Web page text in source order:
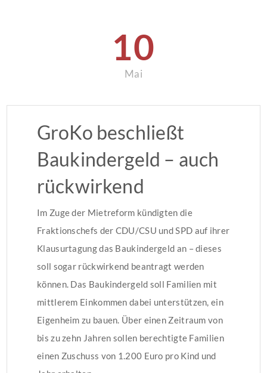
10
Mai
GroKo beschließt
Baukindergeld – auch
rückwirkend
Im Zuge der Mietreform kündigten die
Fraktionschefs der CDU/CSU und SPD auf ihrer
Klausurtagung das Baukindergeld an – dieses
soll sogar rückwirkend beantragt werden
können. Das Baukindergeld soll Familien mit
mittlerem Einkommen dabei unterstützen, ein
Eigenheim zu bauen. Über einen Zeitraum von
bis zu zehn Jahren sollen berechtigte Familien
einen Zuschuss von 1.200 Euro pro Kind und